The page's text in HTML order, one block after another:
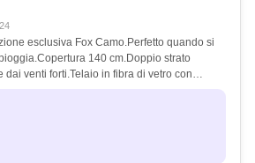
esclusiva Fox Camo.Perfetto quando si
140 cm.Doppio strato
dai venti forti.Telaio in fibra di vetro con…